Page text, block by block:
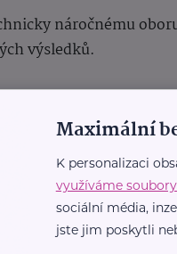
náročnému
výsledků.
bikrosu (BMX)
lezení na
Maximální
K personalizaci
využíváme
sociální média,
jste jim poskytli